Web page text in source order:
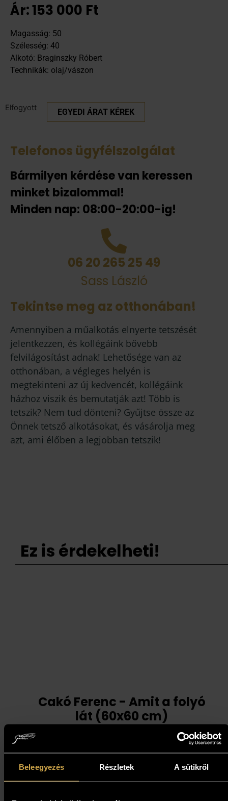
Beleegyezés Részletek A sütikről
Ár:153 000 Ft
Magasság: 50
Szélesség: 40
Alkotó: Braginszky Róbert
Technikák: olaj/vászon
Elfogyott EGYEDI ÁRAT KÉREK
Telefonos ügyfélszolgálat
Bármilyen kérdése van keressen
minket bizalommal!
Minden nap: 08:00-20:00-ig!
06 20 265 25 49
Sass László
Tekintse meg az otthonában!
Amennyiben a műalkotás elnyerte tetszését
jelentkezzen, és kollégáink bővebb
felvilágosítást adnak! Lehetősége van az
otthonában, a végleges helyén is
megtekinteni az új kedvencét, kollégáink
házhoz viszik és bemutatják azt! Több is
tetszik? Nem tud dönteni? Gyűjtse össze az
Önnek tetsző alkotásokat, és vásárolja meg
azt, ami élőben a legjobban tetszik!
Ez is érdekelheti!
Cakó Ferenc - Amit a folyó
lát (60x60 cm)
Kosárba teszem